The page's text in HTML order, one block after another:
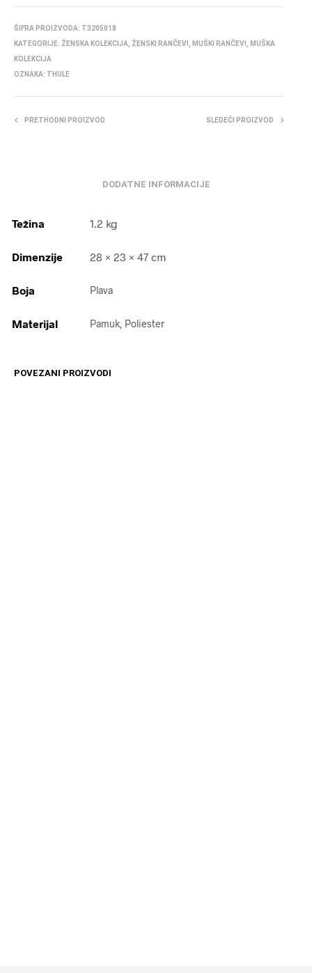
ŠIFRA PROIZVODA: T3205018
KATEGORIJE: ŽENSKA KOLEKCIJA ŽENSKI RANČEVI MUŠKI RANČEVI
MUŠKA
KOLEKCIJA
OZNAKA: THULE
PRETHODNI PROIZVOD SLEDEĆI PROIZVOD
DODATNE INFORMACIJE
Težina 1.2 kg
Dimenzije 28 × 23 × 47 cm
Boja Plava
Materijal Pamuk, Poliester
POVEZANI PROIZVODI